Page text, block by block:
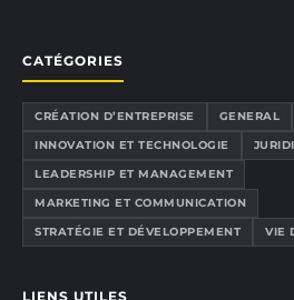
CATÉGORIES
CRÉATION D’ENTREPRISE GENERAL
INNOVATION ET TECHNOLOGIE
LEADERSHIP ET MANAGEMENT
MARKETING ET COMMUNICATION
STRATÉGIE ET DÉVELOPPEMENT
VIE
LIENS UTILES